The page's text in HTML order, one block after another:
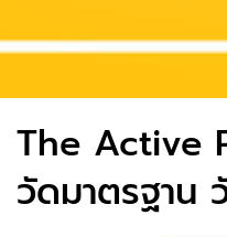
The Active
วัดมาตรฐาน